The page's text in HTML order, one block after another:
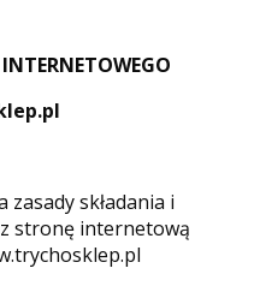
składania i
stronę internetową